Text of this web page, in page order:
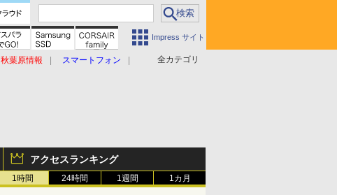
Impress サイト
全カテゴリ
秋葉原情報
スマートフォン
アクセスランキング
1時間 24時間 1週間 1カ月